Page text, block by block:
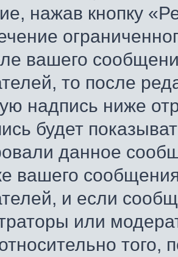
нажав кнопку
вашего
то после
надпись ниже
будет
данное
вашего
и если
или